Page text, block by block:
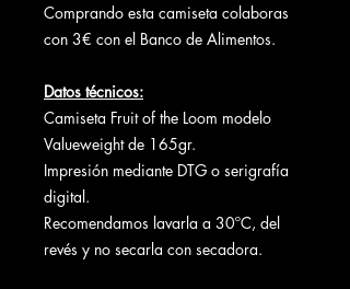
Comprando esta camiseta colaboras
con 3€ con el Banco de Alimentos.
Datos técnicos:
Camiseta Fruit of the Loom modelo
Valueweight de 165gr.
Impresión mediante DTG o serigrafía
digital.
Recomendamos lavarla a 30ºC, del
revés y no secarla con secadora.